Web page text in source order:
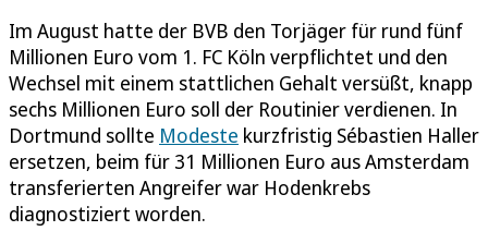
Im August hatte der BVB den Torjäger für rund fünf
Millionen Euro vom 1. FC Köln verpflichtet und den
Wechsel mit einem stattlichen Gehalt versüßt, knapp
sechs Millionen Euro soll der Routinier verdienen. In
Dortmund sollte Modeste kurzfristig Sébastien Haller
ersetzen, beim für 31 Millionen Euro aus Amsterdam
transferierten Angreifer war Hodenkrebs
diagnostiziert worden.